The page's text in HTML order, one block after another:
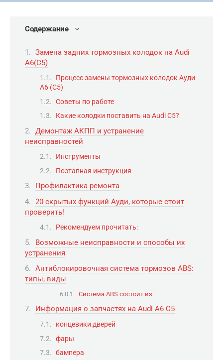
Содержание
Замена задних тормозных колодок на Audi
A6(C5)
Процесс замены тормозных колодок Ауди
А6 (С5)
Советы по работе
Какие колодки поставить на Audi C5?
Демонтаж АКПП и устранение
неисправностей
Инструменты
Поэтапная инструкция
Профилактика ремонта
20 скрытых функций Ауди, которые стоит
проверить!
Рекомендуем прочитать:
Возможные неисправности и способы их
устранения
Антиблокировочная система тормозов ABS:
типы, виды
Система ABS состоит из:
Информация о запчастях на Audi A6 C5
концевики дверей
фары
бампера